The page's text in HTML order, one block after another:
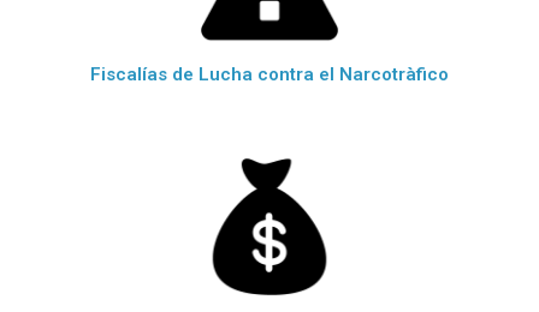
Fiscalías de Lucha contra el Narcotràfico